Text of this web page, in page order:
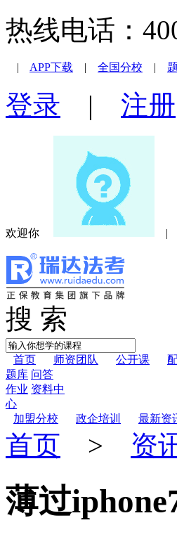
热线电话：
| APP下载 | 全国分校 |
登录 | 注册
欢迎你 |
搜 索
首页 师资团队 公开课
题库 问答
作业 资料中
心
加盟分校
政企培训 最新资
首页 > 资
薄过